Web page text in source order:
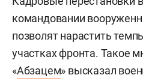
командовании
позволят нарастить
участках фронта. Такое
«Абзацем» высказал